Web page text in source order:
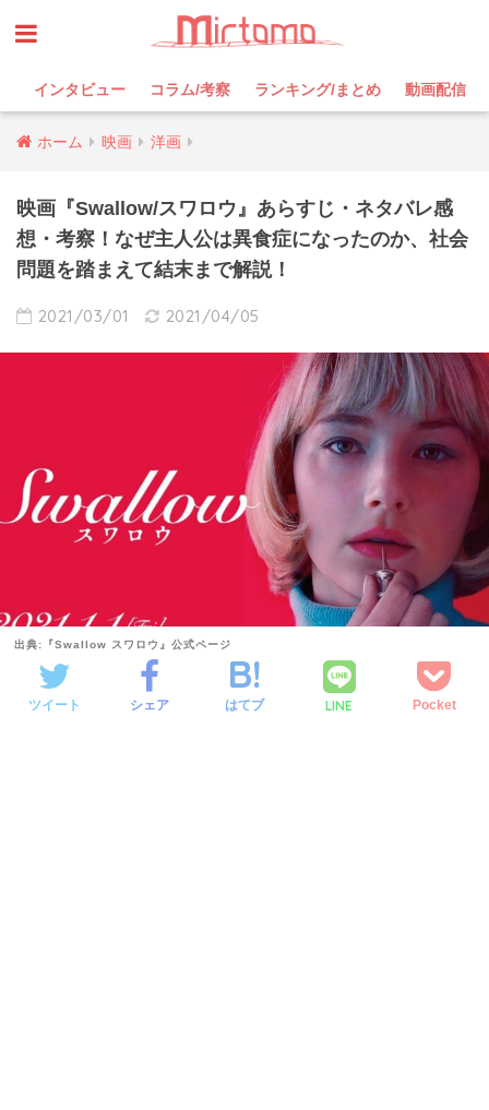
インタビュー コラム/考察 ランキング/まとめ 動画配信
ホーム 映画 洋画
映画『Swallow/スワロウ』あらすじ・ネタバレ感
想・考察！なぜ主人公は異食症になったのか、社会
問題を踏まえて結末まで解説！
2021/03/01 2021/04/05
出典:『Swallow スワロウ』公式ページ
ツイート シェア はてブ LINE Pocket